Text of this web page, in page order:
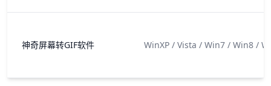
神奇屏幕转GIF软件 WinXP / Vista / Win7 / Win8 /